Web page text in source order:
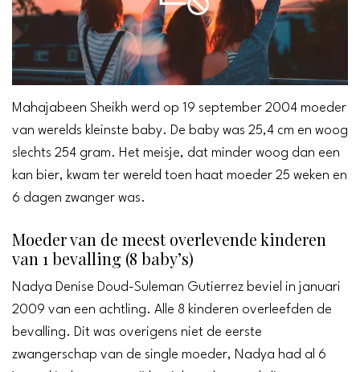
Mahajabeen Sheikh werd op 19 september 2004 moeder
van werelds kleinste baby. De baby was 25,4 cm en woog
slechts 254 gram. Het meisje, dat minder woog dan een
kan bier, kwam ter wereld toen haat moeder 25 weken en
6 dagen zwanger was.
Moeder van de meest overlevende kinderen
van 1 bevalling (8 baby’s)
Nadya Denise Doud-Suleman Gutierrez beviel in januari
2009 van een achtling. Alle 8 kinderen overleefden de
bevalling. Dit was overigens niet de eerste
zwangerschap van de single moeder, Nadya had al 6